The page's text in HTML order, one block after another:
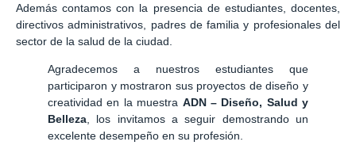
Además contamos con la presencia de estudiantes, docentes,
directivos administrativos, padres de familia y profesionales del
sector de la salud de la ciudad.
Agradecemos a nuestros estudiantes que
participaron y mostraron sus proyectos de diseño y
creatividad en la muestra ADN – Diseño, Salud y
Belleza , los invitamos a seguir demostrando un
excelente desempeño en su profesión.